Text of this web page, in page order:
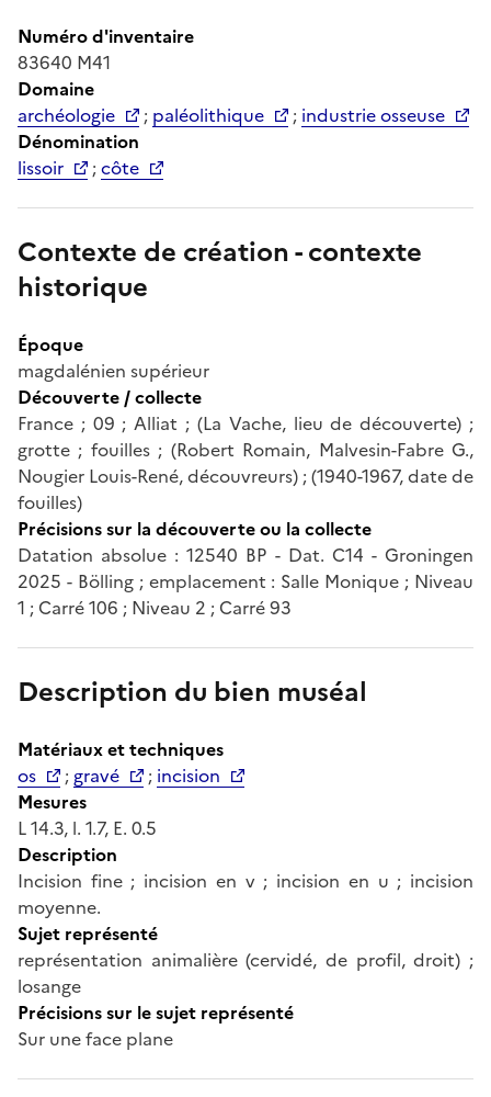
Numéro d'inventaire
83640 M41
Domaine
archéologie
; paléolithique ; industrie osseuse
Dénomination
lissoir
;côte
Contexte de création - contexte
historique
Époque
magdalénien supérieur
Découverte / collecte
France ; 09 ; Alliat ; (La Vache, lieu de découverte) ;
grotte ; fouilles ; (Robert Romain, Malvesin-Fabre G.,
Nougier Louis-René, découvreurs) ; (1940-1967, date de
fouilles)
Précisions sur la découverte ou la collecte
Datation absolue : 12540 BP - Dat. C14 - Groningen
2025 - Bölling ; emplacement : Salle Monique ; Niveau
1 ; Carré 106 ; Niveau 2 ; Carré 93
Description du bien muséal
Matériaux et techniques
os
; gravé ; incision
Mesures
L 14.3, l. 1.7, E. 0.5
Description
Incision fine ; incision en v ; incision en u ; incision
moyenne.
Sujet représenté
représentation animalière (cervidé, de profil, droit) ;
losange
Précisions sur le sujet représenté
Sur une face plane